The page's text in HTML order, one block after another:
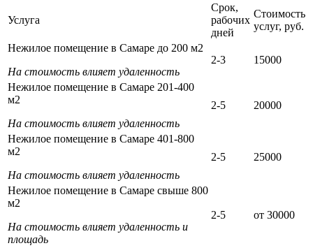
Услуга
Срок,
рабочих
дней
Стоимость
услуг, руб.
Нежилое помещение в Самаре до 200 м2
На стоимость влияет удаленность
2-3 15000
Нежилое помещение в Самаре 201-400
м2
На стоимость влияет удаленность
2-5 20000
Нежилое помещение в Самаре 401-800
м2
На стоимость влияет удаленность
2-5 25000
Нежилое помещение в Самаре свыше 800
м2
На стоимость влияет удаленность и
площадь
2-5 от 30000